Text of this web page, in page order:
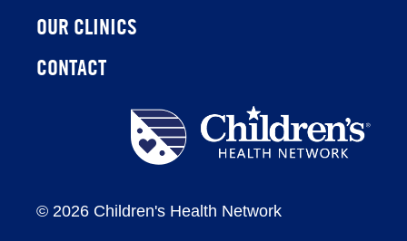
OUR CLINICS
CONTACT
© 2026 Children's Health Network